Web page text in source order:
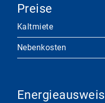
Preise
Kaltmiete
Nebenkosten
Energieausweis